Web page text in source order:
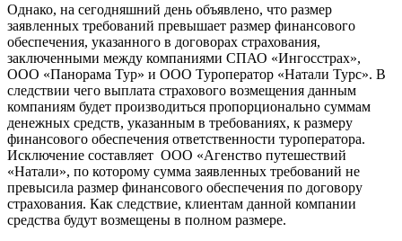
Однако, на сегодняшний день объявлено, что размер
заявленных требований превышает размер финансового
обеспечения, указанного в договорах страхования,
заключенными между компаниями СПАО «Ингосстрах»,
ООО «Панорама Тур» и ООО Туроператор «Натали Турс». В
следствии чего выплата страхового возмещения данным
компаниям будет производиться пропорционально суммам
денежных средств, указанным в требованиях, к размеру
финансового обеспечения ответственности туроператора.
Исключение составляет ООО «Агенство путешествий
«Натали», по которому сумма заявленных требований не
превысила размер финансового обеспечения по договору
страхования. Как следствие, клиентам данной компании
средства будут возмещены в полном размере.